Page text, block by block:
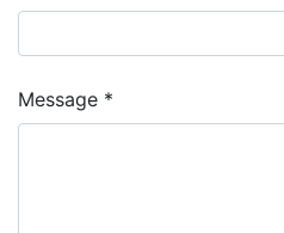
Message *